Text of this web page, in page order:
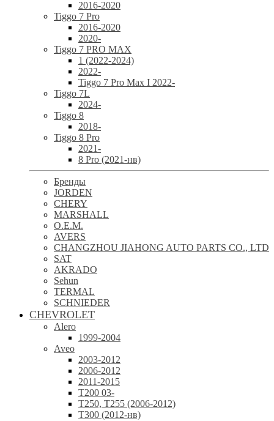
2016-2020
Tiggo 7 Pro
2016-2020
2020-
Tiggo 7 PRO MAX
1 (2022-2024)
2022-
Tiggo 7 Pro Max I 2022-
Tiggo 7L
2024-
Tiggo 8
2018-
Tiggo 8 Pro
2021-
8 Pro (2021-нв)
Бренды
JORDEN
CHERY
MARSHALL
O.E.M.
AVERS
CHANGZHOU JIAHONG AUTO PARTS CO., LTD
SAT
AKRADO
Sehun
TERMAL
SCHNIEDER
CHEVROLET
Alero
1999-2004
Aveo
2003-2012
2006-2012
2011-2015
T200 03-
T250, T255 (2006-2012)
T300 (2012-нв)